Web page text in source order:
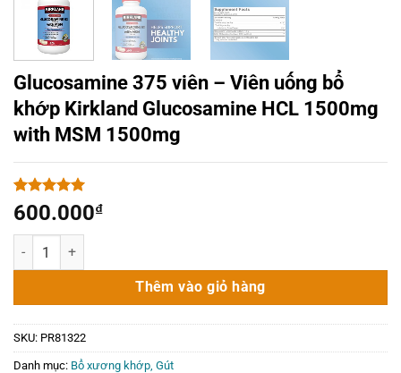
Glucosamine 375 viên – Viên uống bổ
khớp Kirkland Glucosamine HCL 1500mg
with MSM 1500mg
5.00trên 5
dựa trên
1
đánh giá
600.000₫
Glucosamine 375 viên - Viên uống bổ khớp Kirkland Glucosamine
Thêm vào giỏ hàng
SKU: PR81322
Danh mục: Bổ xương khớp, Gút